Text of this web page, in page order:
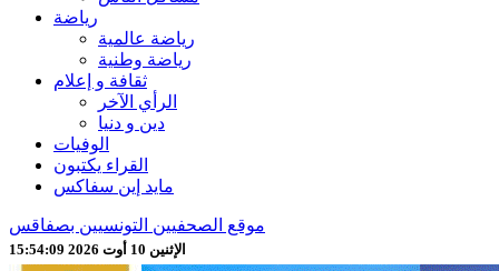
رياضة
رياضة عالمية
رياضة وطنية
ثقافة و إعلام
الرأي الآخر
دين و دنيا
الوفيات
القراء يكتبون
مايد إين سفاكس
موقع الصحفيين التونسيين بصفاقس
الإثنين 10 أوت 2026 15:54:11